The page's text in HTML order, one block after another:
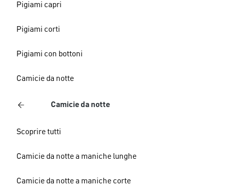
Pigiami capri
Pigiami corti
Pigiami con bottoni
Camicie da notte
Camicie da notte
Scoprire tutti
Camicie da notte a maniche lunghe
Camicie da notte a maniche corte